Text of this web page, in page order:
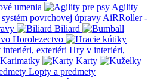
umenia
Agility
AiRRoller -
Biliard
Horolezectvo
Hry v interiéri,
Karimatky
Karty
Lopty a predmety